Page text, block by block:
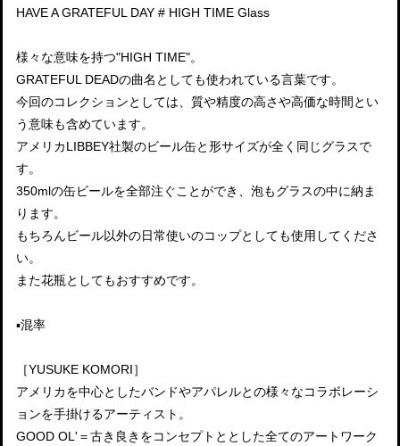
HAVE A GRATEFUL DAY # HIGH TIME Glass
様々な意味を持つ"HIGH TIME"。
GRATEFUL DEADの曲名としても使われている言葉です。
今回のコレクションとしては、質や精度の高さや高価な時間とい
う意味も含めています。
アメリカLIBBEY社製のビール缶と形サイズが全く同じグラスで
す。
350mlの缶ビールを全部注ぐことができ、泡もグラスの中に納ま
ります。
もちろんビール以外の日常使いのコップとしても使用してくださ
い。
また花瓶としてもおすすめです。
▪️混率
［YUSUKE KOMORI］
アメリカを中心としたバンドやアパレルとの様々なコラボレーシ
ョンを手掛けるアーティスト。
GOOD OL'＝古き良きをコンセプトととした全てのアートワーク